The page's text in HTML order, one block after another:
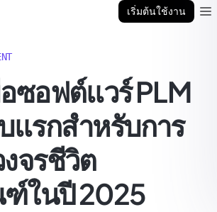
เริ่มต้นใช้งาน
ซอฟต์แวร์ PLM
แรกสำหรับการ
จรชีวิต
ในปี 2025